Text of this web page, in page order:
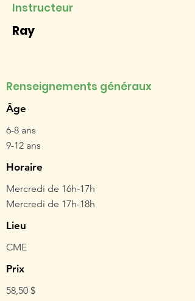
Instructeur
Ray
Renseignements généraux
Âge
6-8 ans
9-12 ans
Horaire
Mercredi de 16h-17h
Mercredi de 17h-18h
Lieu
CME
Prix
58,50 $